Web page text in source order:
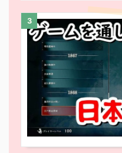
3